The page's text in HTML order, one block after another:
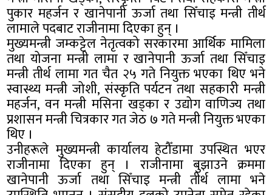
पुकार महर्जन र खानेपानी ऊर्जा तथा सिँचाइ मन्त्री तीर्थ
लामाले पदबाट राजीनामा दिएका हुन् ।
मुख्यमन्त्री जम्कट्टेल नेतृत्वको सरकारमा आर्थिक मामिला
तथा योजना मन्त्री लामा र खानेपानी ऊर्जा तथा सिँचाइ
मन्त्री तीर्थ लामा गत चैत २५ गते नियुक्त भएका थिए भने
स्वास्थ्य मन्त्री जोशी, संस्कृति पर्यटन तथा सहकारी मन्त्री
महर्जन, वन मन्त्री मसिना खड्का र उद्योग वाणिज्य तथा
प्रशासन मन्त्री चित्रकार गत जेठ ७ गते मन्त्री नियुक्त भएका
थिए ।
उनीहरूले मुख्यमन्त्री कार्यालय हेटौँडामा उपस्थित भएर
राजीनामा दिएका हुन् । राजीनामा बुझाउने क्रममा
खानेपानी ऊर्जा तथा सिँचाइ मन्त्री तीर्थ लामा भने